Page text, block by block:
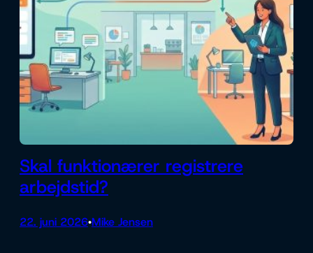
Skal funktionærer registrere
arbejdstid?
22. juni 2026•Mike Jensen